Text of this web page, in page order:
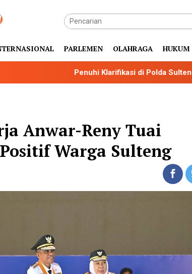
PARLEMEN OLAHRAGA
Penuhi Klarifikasi di Polda Sulteng, Kuasa
Anwar-Reny Tuai
Warga Sulteng